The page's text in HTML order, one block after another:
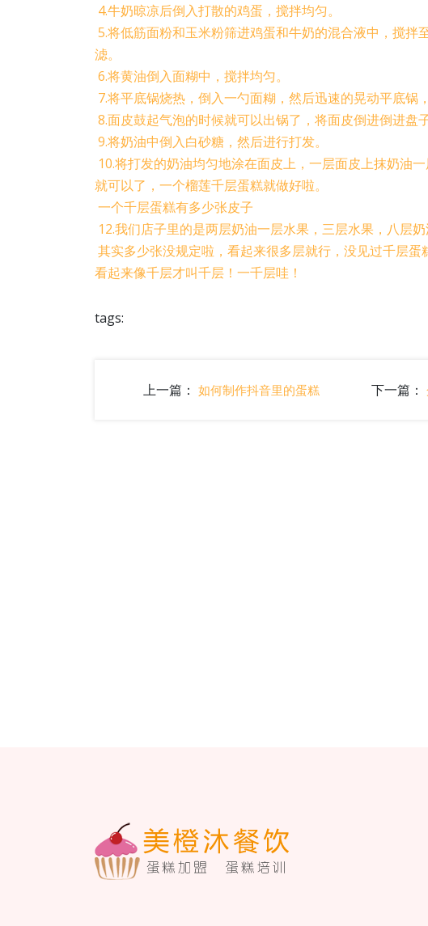
4.牛奶晾凉后倒入打散的鸡蛋，搅拌均匀。
5.将低筋面粉和玉米粉筛进鸡蛋和牛奶的混合液中，搅拌
滤。
6.将黄油倒入面糊中，搅拌均匀。
7.将平底锅烧热，倒入一勺面糊，然后迅速的晃动平底锅
8.面皮鼓起气泡的时候就可以出锅了，将面皮倒进倒进盘
9.将奶油中倒入白砂糖，然后进行打发。
10.将打发的奶油均匀地涂在面皮上，一层面皮上抹奶油
就可以了，一个榴莲千层蛋糕就做好啦。
一个千层蛋糕有多少张皮子
12.我们店子里的是两层奶油一层水果，三层水果，八层奶
其实多少张没规定啦，看起来很多层就行，没见过千层
看起来像千层才叫千层！一千层哇！
tags:
上一篇： 如何制作抖音里的蛋糕 下一篇：